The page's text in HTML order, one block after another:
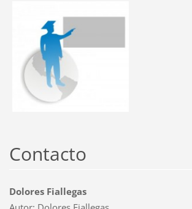
Contacto
Dolores Fiallegas